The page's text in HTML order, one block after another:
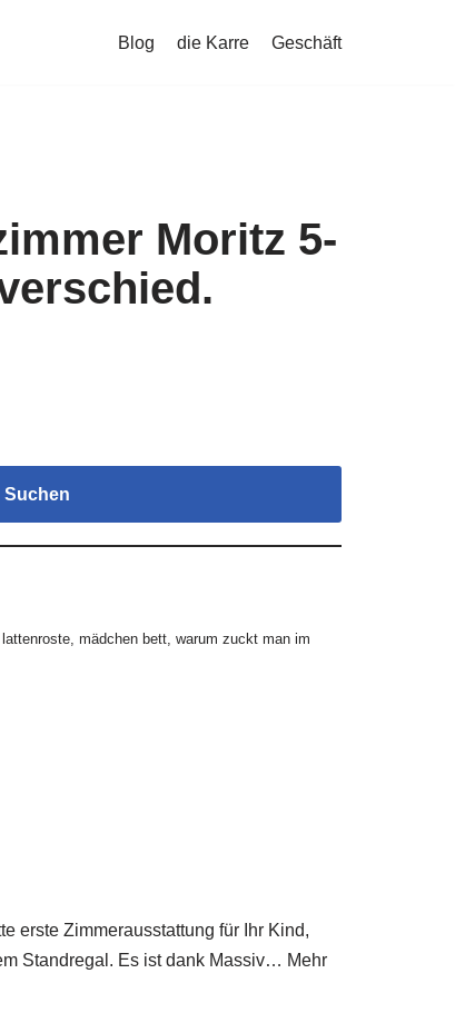
Blog die Karre Geschäft
Moritz 5-
Suchen
, mädchen bett, warum zuckt man im
erste Zimmerausstattung für Ihr Kind,
Standregal. Es ist dank Massiv… Mehr